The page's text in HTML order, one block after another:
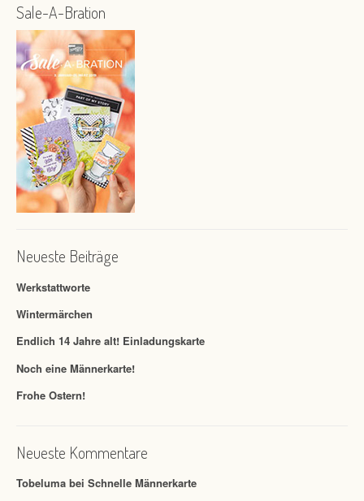
Sale-A-Bration
Neueste Beiträge
Werkstattworte
Wintermärchen
Endlich 14 Jahre alt! Einladungskarte
Noch eine Männerkarte!
Frohe Ostern!
Neueste Kommentare
Tobeluma bei Schnelle Männerkarte